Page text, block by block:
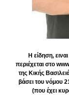
Η είδηση,
περιέχεται στο
της Κικής
βάσει του νόμου
(που έχει